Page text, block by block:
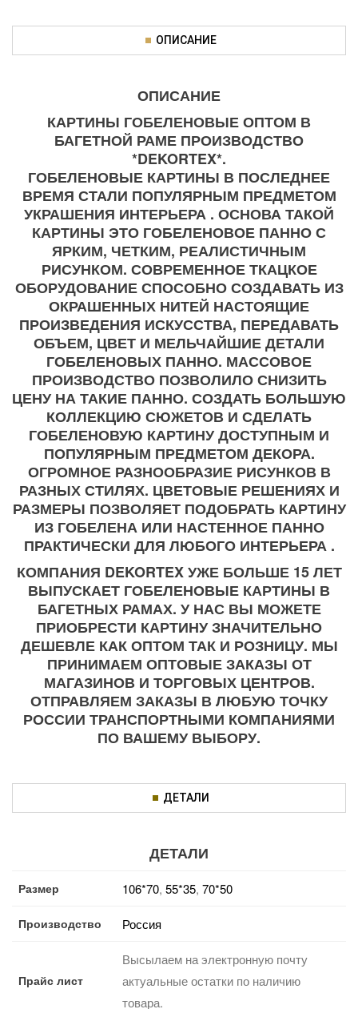
ОПИСАНИЕ
ОПИСАНИЕ
КАРТИНЫ ГОБЕЛЕНОВЫЕ ОПТОМ В
БАГЕТНОЙ РАМЕ ПРОИЗВОДСТВО
*DEKORTEX*.
ГОБЕЛЕНОВЫЕ КАРТИНЫ В ПОСЛЕДНЕЕ
ВРЕМЯ СТАЛИ ПОПУЛЯРНЫМ ПРЕДМЕТОМ
УКРАШЕНИЯ ИНТЕРЬЕРА . ОСНОВА ТАКОЙ
КАРТИНЫ ЭТО ГОБЕЛЕНОВОЕ ПАННО С
ЯРКИМ, ЧЕТКИМ, РЕАЛИСТИЧНЫМ
РИСУНКОМ. СОВРЕМЕННОЕ ТКАЦКОЕ
ОБОРУДОВАНИЕ СПОСОБНО СОЗДАВАТЬ ИЗ
ОКРАШЕННЫХ НИТЕЙ НАСТОЯЩИЕ
ПРОИЗВЕДЕНИЯ ИСКУССТВА, ПЕРЕДАВАТЬ
ОБЪЕМ, ЦВЕТ И МЕЛЬЧАЙШИЕ ДЕТАЛИ
ГОБЕЛЕНОВЫХ ПАННО. МАССОВОЕ
ПРОИЗВОДСТВО ПОЗВОЛИЛО СНИЗИТЬ
ЦЕНУ НА ТАКИЕ ПАННО. СОЗДАТЬ БОЛЬШУЮ
КОЛЛЕКЦИЮ СЮЖЕТОВ И СДЕЛАТЬ
ГОБЕЛЕНОВУЮ КАРТИНУ ДОСТУПНЫМ И
ПОПУЛЯРНЫМ ПРЕДМЕТОМ ДЕКОРА.
ОГРОМНОЕ РАЗНООБРАЗИЕ РИСУНКОВ В
РАЗНЫХ СТИЛЯХ. ЦВЕТОВЫЕ РЕШЕНИЯХ И
РАЗМЕРЫ ПОЗВОЛЯЕТ ПОДОБРАТЬ КАРТИНУ
ИЗ ГОБЕЛЕНА ИЛИ НАСТЕННОЕ ПАННО
ПРАКТИЧЕСКИ ДЛЯ ЛЮБОГО ИНТЕРЬЕРА .
КОМПАНИЯ DEKORTEX УЖЕ БОЛЬШЕ 15 ЛЕТ
ВЫПУСКАЕТ ГОБЕЛЕНОВЫЕ КАРТИНЫ В
БАГЕТНЫХ РАМАХ. У НАС ВЫ МОЖЕТЕ
ПРИОБРЕСТИ КАРТИНУ ЗНАЧИТЕЛЬНО
ДЕШЕВЛЕ КАК ОПТОМ ТАК И РОЗНИЦУ. МЫ
ПРИНИМАЕМ ОПТОВЫЕ ЗАКАЗЫ ОТ
МАГАЗИНОВ И ТОРГОВЫХ ЦЕНТРОВ.
ОТПРАВЛЯЕМ ЗАКАЗЫ В ЛЮБУЮ ТОЧКУ
РОССИИ ТРАНСПОРТНЫМИ КОМПАНИЯМИ
ПО ВАШЕМУ ВЫБОРУ.
ДЕТАЛИ
ДЕТАЛИ
Размер 106*70, 55*35, 70*50
Производство Россия
Прайс лист
Высылаем на электронную почту
актуальные остатки по наличию
товара.